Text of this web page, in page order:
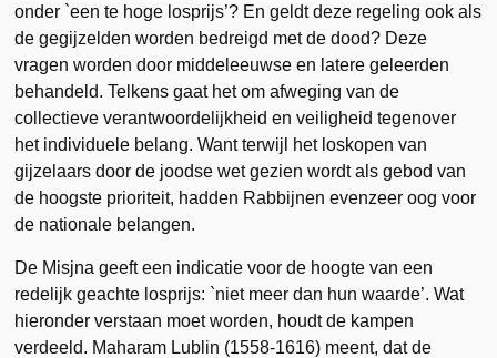
onder `een te hoge losprijs’? En geldt deze regeling ook als
de gegijzelden worden bedreigd met de dood? Deze
vragen worden door middeleeuwse en latere geleerden
behandeld. Telkens gaat het om afweging van de
collectieve verantwoordelijkheid en veiligheid tegenover
het individuele belang. Want terwijl het loskopen van
gijzelaars door de joodse wet gezien wordt als gebod van
de hoogste prioriteit, hadden Rabbijnen evenzeer oog voor
de nationale belangen.
De Misjna geeft een indicatie voor de hoogte van een
redelijk geachte losprijs: `niet meer dan hun waarde’. Wat
hieronder verstaan moet worden, houdt de kampen
verdeeld. Maharam Lublin (1558-1616) meent, dat de